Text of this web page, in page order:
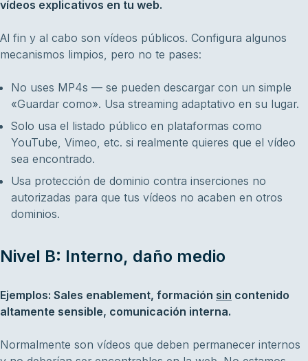
vídeos explicativos en tu web.
Al fin y al cabo son vídeos públicos. Configura algunos
mecanismos limpios, pero no te pases:
No uses MP4s — se pueden descargar con un simple
«Guardar como». Usa streaming adaptativo en su lugar.
Solo usa el listado público en plataformas como
YouTube, Vimeo, etc. si realmente quieres que el vídeo
sea encontrado.
Usa protección de dominio contra inserciones no
autorizadas para que tus vídeos no acaben en otros
dominios.
Nivel B: Interno, daño medio
Ejemplos: Sales enablement, formación sin contenido
altamente sensible, comunicación interna.
Normalmente son vídeos que deben permanecer internos